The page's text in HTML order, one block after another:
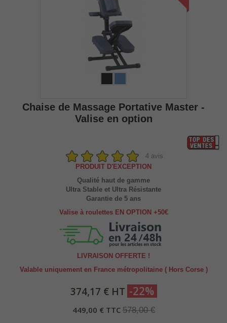
Chaise de Massage Portative Master -
Valise en option
4 avis
PRODUIT D'EXCEPTION
Qualité haut de gamme
Ultra Stable et Ultra Résistante
Garantie de 5 ans
Valise à roulettes EN OPTION +50€
LIVRAISON OFFERTE !
Valable uniquement en France métropolitaine ( Hors Corse )
374,17 € HT -22%
449,00 € TTC 578,00 €